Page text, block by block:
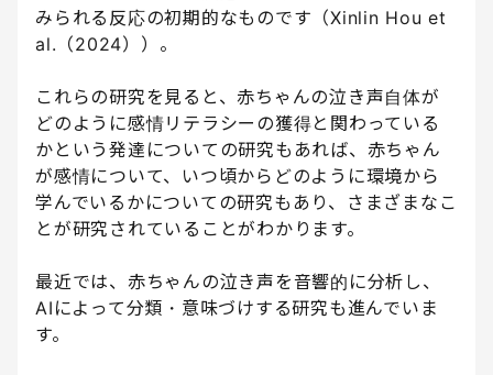
みられる反応の初期的なものです（Xinlin Hou et
al.（2024））。
これらの研究を見ると、赤ちゃんの泣き声自体が
どのように感情リテラシーの獲得と関わっている
かという発達についての研究もあれば、赤ちゃん
が感情について、いつ頃からどのように環境から
学んでいるかについての研究もあり、さまざまなこ
とが研究されていることがわかります。
最近では、赤ちゃんの泣き声を音響的に分析し、
AIによって分類・意味づけする研究も進んでいま
す。